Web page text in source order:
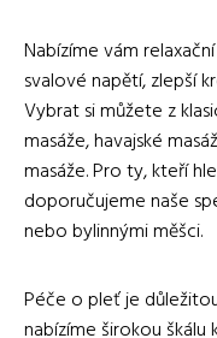
Nabízíme vám
svalové napětí, zlepší
Vybrat si můžete z
masáže, havajské
masáže. Pro ty, kteří
doporučujeme naše
nebo bylinnými měšci.
Péče o pleť je
nabízíme širokou